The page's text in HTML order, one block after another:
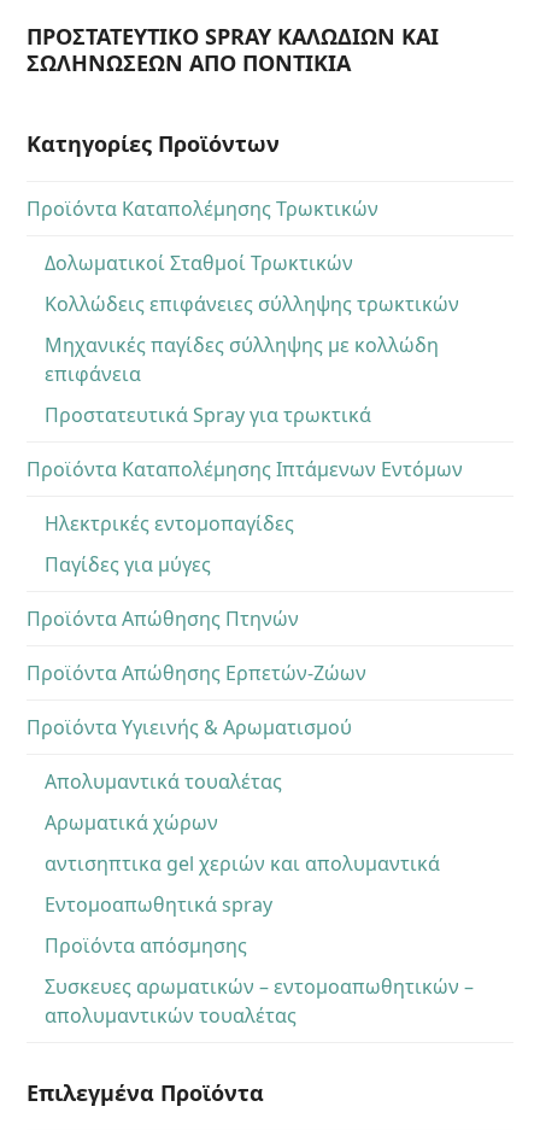
ΠΡΟΣΤΑΤΕΥΤΙΚΟ SPRAY ΚΑΛΩΔΙΩΝ ΚΑΙ
ΣΩΛΗΝΩΣΕΩΝ ΑΠΟ ΠΟΝΤΙΚΙΑ
Κατηγορίες Προϊόντων
Προϊόντα Καταπολέμησης Τρωκτικών
Δολωματικοί Σταθμοί Τρωκτικών
Κολλώδεις επιφάνειες σύλληψης τρωκτικών
Μηχανικές παγίδες σύλληψης με κολλώδη
επιφάνεια
Προστατευτικά Spray για τρωκτικά
Προϊόντα Καταπολέμησης Ιπτάμενων Εντόμων
Ηλεκτρικές εντομοπαγίδες
Παγίδες για μύγες
Προϊόντα Απώθησης Πτηνών
Προϊόντα Απώθησης Ερπετών-Ζώων
Προϊόντα Υγιεινής & Αρωματισμού
Απολυμαντικά τουαλέτας
Αρωματικά χώρων
αντισηπτικα gel χεριών και απολυμαντικά
Εντομοαπωθητικά spray
Προϊόντα απόσμησης
Συσκευες αρωματικών – εντομοαπωθητικών –
απολυμαντικών τουαλέτας
Επιλεγμένα Προϊόντα